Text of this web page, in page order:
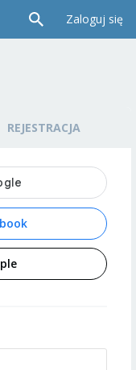
Zaloguj się
REJESTRACJA